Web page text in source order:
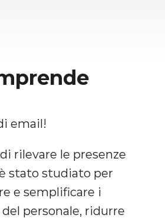
email!
rilevare le presenze
stato studiato per
e semplificare i
personale, ridurre